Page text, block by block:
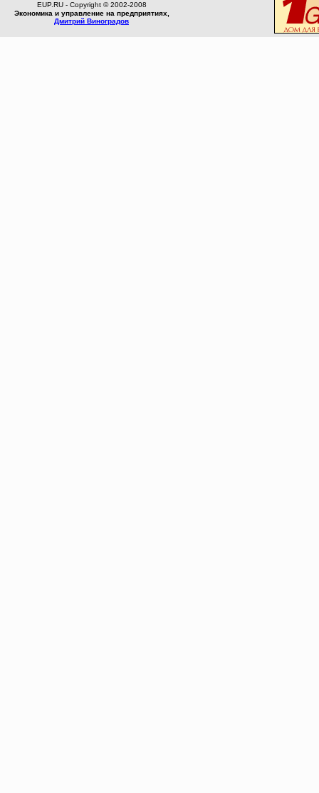
EUP.RU - Copyright © 2002-2008
Экономика и управление на предприятиях,
Дмитрий Виноградов